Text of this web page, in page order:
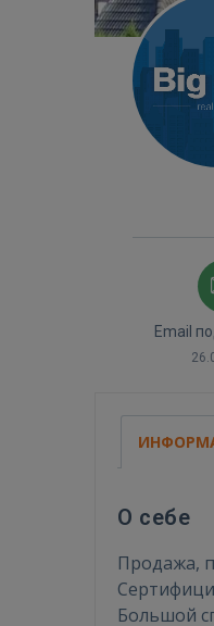
Email
О себе
Продажа,
Большой